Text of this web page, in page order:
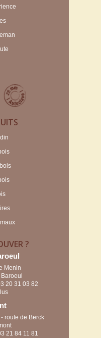
?
Menin
20 31 03 82
route de Berck
21 84 11 81